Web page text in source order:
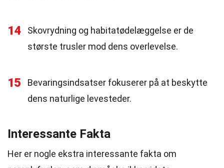
14
Skovrydning og habitatødelæggelse er de
største trusler mod dens overlevelse.
15
Bevaringsindsatser fokuserer på at beskytte
dens naturlige levesteder.
Interessante Fakta
Her er nogle ekstra interessante fakta om